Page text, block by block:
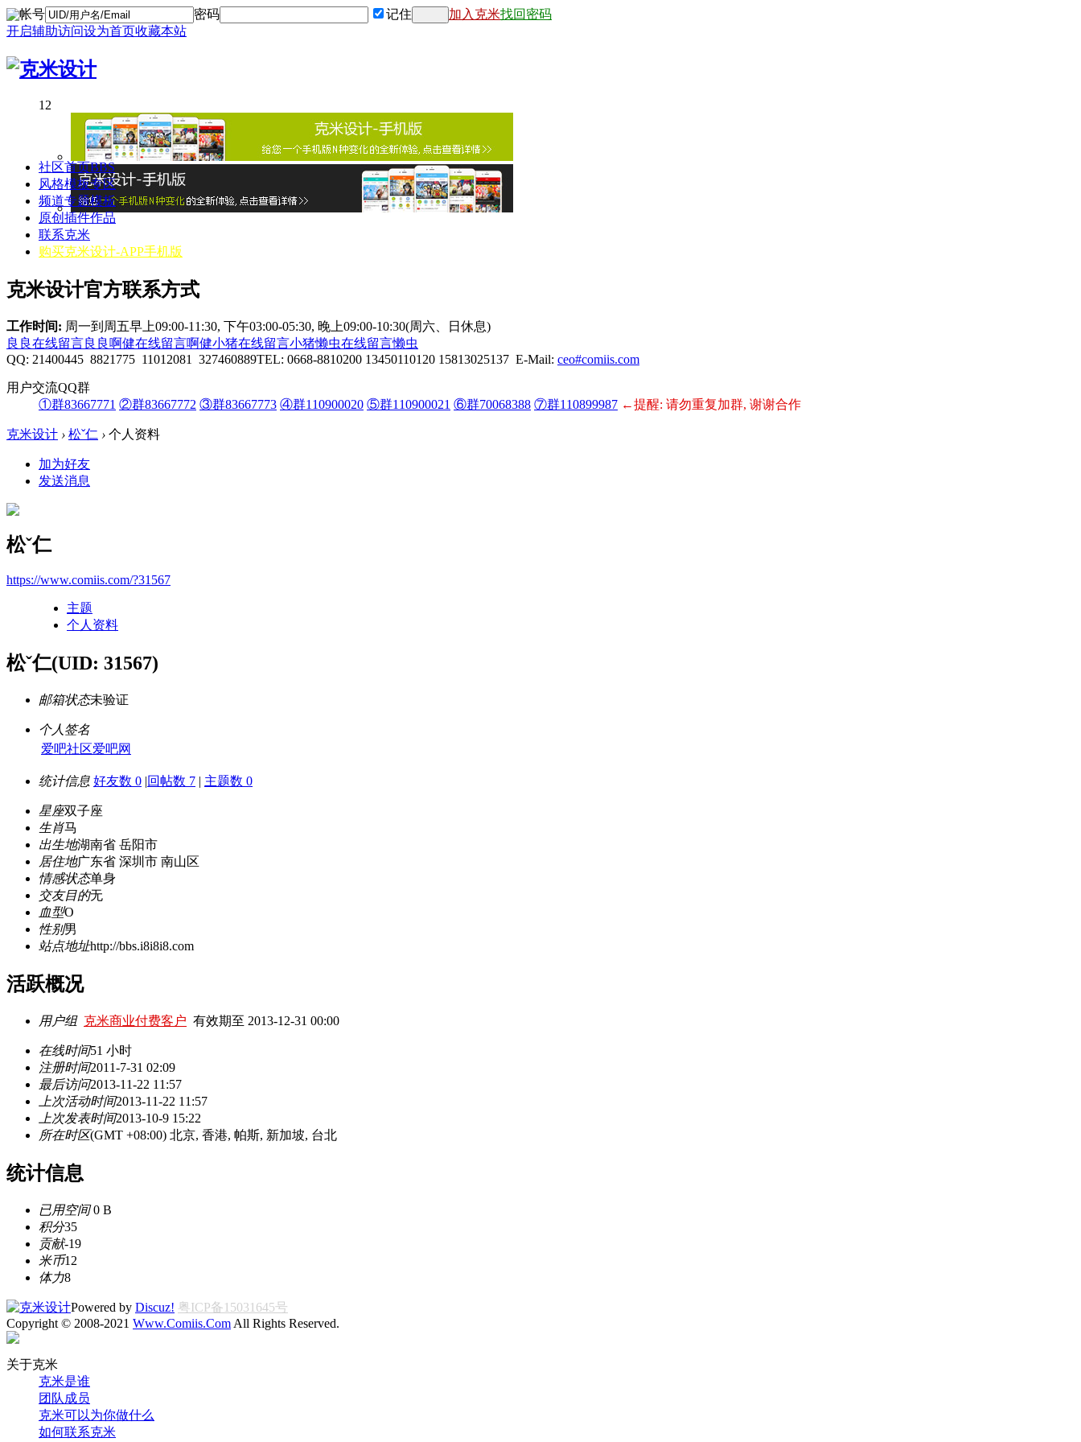
帐号 密码 记住 加入克米找回密码
开启辅助访问设为首页收藏本站
1 2
社区首页BBS
风格模板专区
频道专题模板
原创插件作品
联系克米
购买克米设计-APP手机版
克米设计官方联系方式
工作时间: 周一到周五早上09:00-11:30, 下午03:00-05:30, 晚上09:00-10:30(周六、日休息)
良良在线留言良良 啊健在线留言啊健小猪在线留言小猪懒虫在线留言懒虫
QQ: 21400445 8821775 11012081 327460889TEL: 0668-8810200 13450110120 15813025137 E-Mail: ceo#comiis.com
用户交流QQ群
①群83667771 ②群83667772 ③群83667773 ④群110900020 ⑤群110900021 ⑥群70068388 ⑦群110899987 ←提醒: 请勿重复加群, 谢谢合作
克米设计 › 松ˇ仁 › 个人资料
加为好友
发送消息
松ˇ仁
https://www.comiis.com/?31567
主题
个人资料
松ˇ仁(UID: 31567)
邮箱状态未验证
个人签名
爱吧社区爱吧网
统计信息 好友数 0 |回帖数 7 | 主题数 0
星座双子座
生肖马
出生地湖南省 岳阳市
居住地广东省 深圳市 南山区
情感状态单身
交友目的无
血型O
性别男
站点地址http://bbs.i8i8i8.com
活跃概况
用户组 克米商业付费客户 有效期至 2013-12-31 00:00
在线时间51 小时
注册时间2011-7-31 02:09
最后访问2013-11-22 11:57
上次活动时间2013-11-22 11:57
上次发表时间2013-10-9 15:22
所在时区(GMT +08:00) 北京, 香港, 帕斯, 新加坡, 台北
统计信息
已用空间0 B
积分35
贡献-19
米币12
体力8
Powered by Discuz! 粤ICP备15031645号
Copyright © 2008-2021 Www.Comiis.Com All Rights Reserved.
关于克米
克米是谁
团队成员
克米可以为你做什么
如何联系克米